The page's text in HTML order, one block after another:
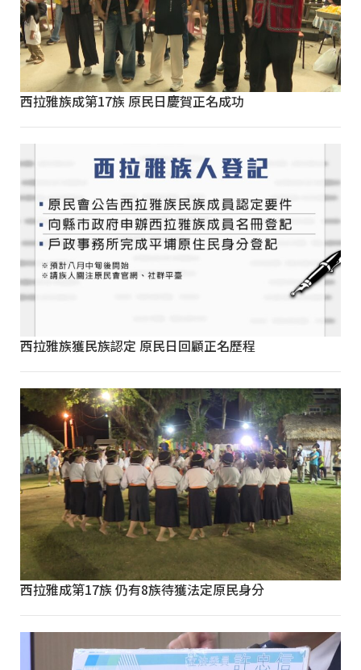
西拉雅族成第17族 原民日慶賀正名成功
西拉雅族獲民族認定 原民日回顧正名歷程
西拉雅成第17族 仍有8族待獲法定原民身分